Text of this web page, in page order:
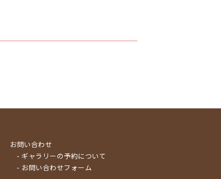
お問い合わせ
- ギャラリーの予約について
- お問い合わせフォーム